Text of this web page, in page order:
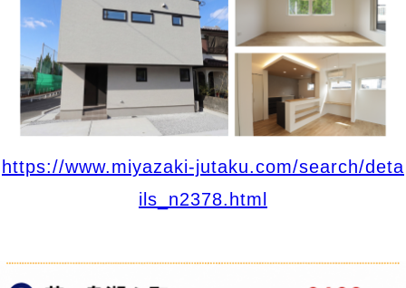
https://www.miyazaki-jutaku.com/search/deta
ils_n2378.html